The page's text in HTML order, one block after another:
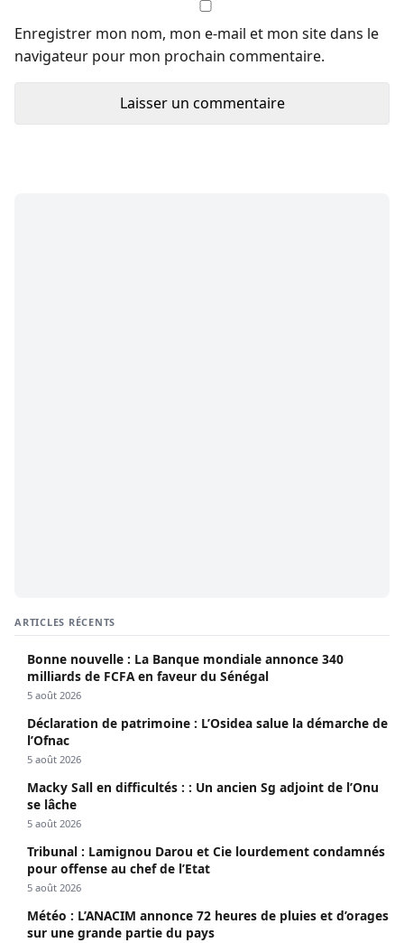
Enregistrer mon nom, mon e-mail et mon site dans le
navigateur pour mon prochain commentaire.
ARTICLES RÉCENTS
Bonne nouvelle : La Banque mondiale annonce 340
milliards de FCFA en faveur du Sénégal
5 août 2026
Déclaration de patrimoine : L’Osidea salue la démarche de
l’Ofnac
5 août 2026
Macky Sall en difficultés : : Un ancien Sg adjoint de l’Onu
se lâche
5 août 2026
Tribunal : Lamignou Darou et Cie lourdement condamnés
pour offense au chef de l’Etat
5 août 2026
Météo : L’ANACIM annonce 72 heures de pluies et d’orages
sur une grande partie du pays